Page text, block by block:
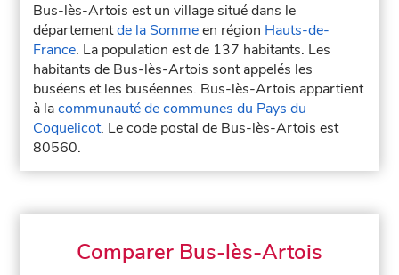
Bus-lès-Artois est un village situé dans le
départementde la Sommeen région Hauts-de-
France. La population est de 137 habitants. Les
habitants de Bus-lès-Artois sont appelés les
buséens et les buséennes. Bus-lès-Artois appartient
à lacommunauté de communes du Pays du
Coquelicot. Le code postal de Bus-lès-Artois est
80560.
Comparer Bus-lès-Artois